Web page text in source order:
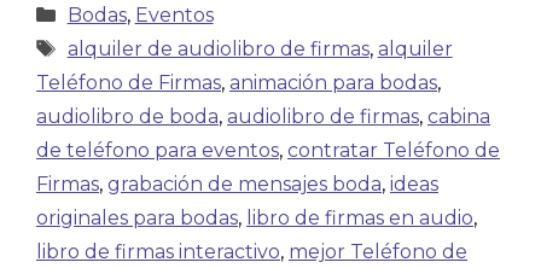
Bodas, Eventos
alquiler de audiolibro de firmas, alquiler
Teléfono de Firmas, animación para bodas,
audiolibro de boda, audiolibro de firmas, cabina
de teléfono para eventos, contratar Teléfono de
Firmas, grabación de mensajes boda, ideas
originales para bodas, libro de firmas en audio,
libro de firmas interactivo, mejor Teléfono de